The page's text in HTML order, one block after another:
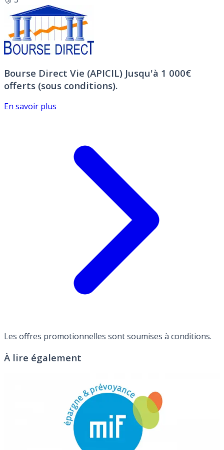
Bourse Direct Vie (APICIL) Jusqu'à 1 000€
offerts (sous conditions).
En savoir plus
Les offres promotionnelles sont soumises à conditions.
À lire également